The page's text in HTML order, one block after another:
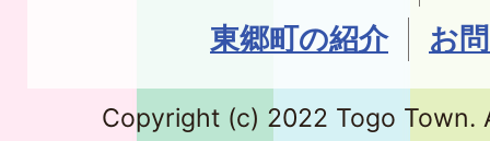
東郷町の紹介
お
Copyright (c) 2022 Togo Town.